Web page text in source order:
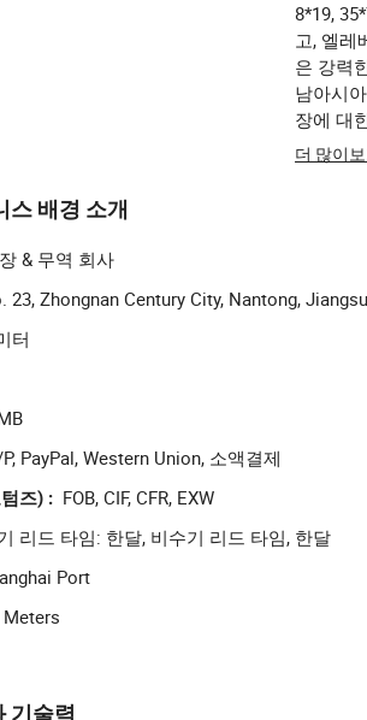
8*19,
고, 엘레
은 강력
남아시
장에 대
더 많이
스 배경 소개
& 무역 회사
23, Zhongnan Century City, Nantong,
터
PayPal, Western Union, 소액결제
즈) FOB, CIF, CFR, EXW
리드 타임: 한달, 비수기 리드 타임, 한달
Port
Meters
기술력